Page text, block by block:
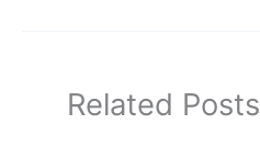
Related Posts